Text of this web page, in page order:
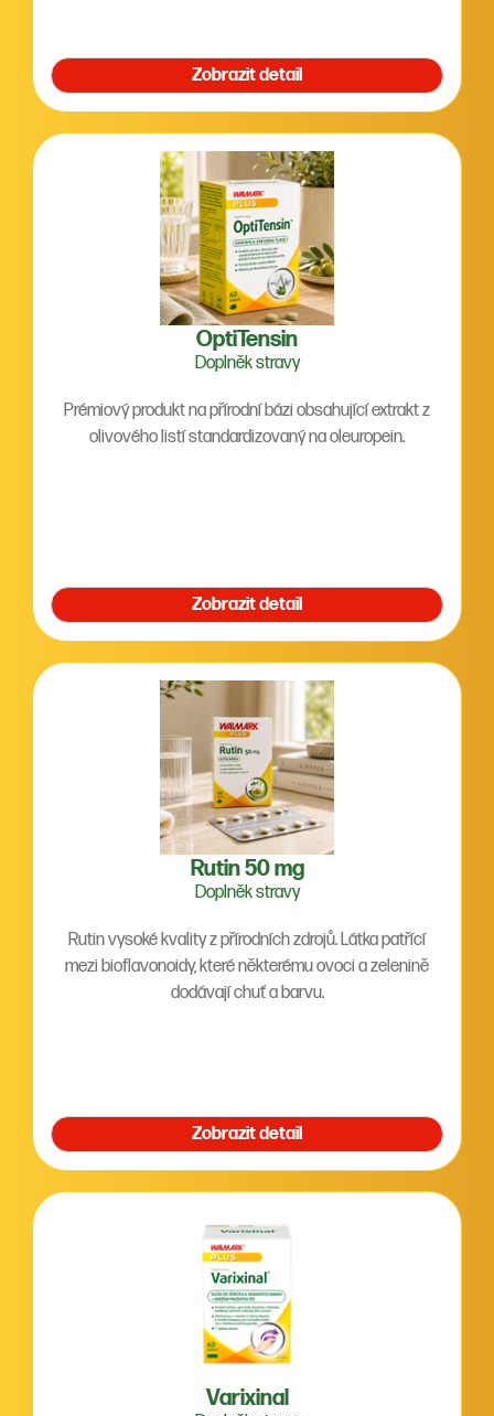
Zobrazit detail
OptiTensin
Doplněk stravy
Prémiový produkt na přírodní bázi obsahující extrakt z
olivového listí standardizovaný na oleuropein.
Zobrazit detail
Rutin 50 mg
Doplněk stravy
Rutin vysoké kvality z přírodních zdrojů. Látka patřící
mezi bioflavonoidy, které některému ovoci a zelenině
dodávají chuť a barvu.
Zobrazit detail
Varixinal